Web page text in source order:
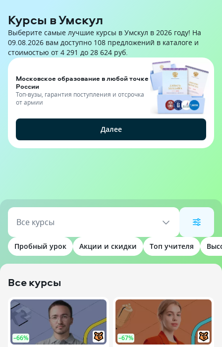
Курсы в Умскул
Выберите самые лучшие курсы в Умскул в 2026 году! На
09.08.2026 вам доступно 108 предложений в каталоге и
стоимостью от 4 291 до 28 624 руб.
Московское образование в любой точке
России
Топ-вузы, гарантия поступления и отсрочка
от армии
Далее
Все курсы
Пробный урок Акции и скидки Топ учителя
Все курсы
–66% –67%